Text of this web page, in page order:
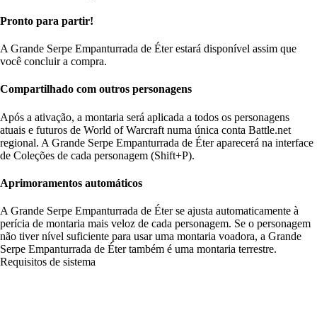
Pronto para partir!
A Grande Serpe Empanturrada de Éter estará disponível assim que
você concluir a compra.
Compartilhado com outros personagens
Após a ativação, a montaria será aplicada a todos os personagens
atuais e futuros de World of Warcraft numa única conta Battle.net
regional. A Grande Serpe Empanturrada de Éter aparecerá na interface
de Coleções de cada personagem (Shift+P).
Aprimoramentos automáticos
A Grande Serpe Empanturrada de Éter se ajusta automaticamente à
perícia de montaria mais veloz de cada personagem. Se o personagem
não tiver nível suficiente para usar uma montaria voadora, a Grande
Serpe Empanturrada de Éter também é uma montaria terrestre.
Requisitos de sistema